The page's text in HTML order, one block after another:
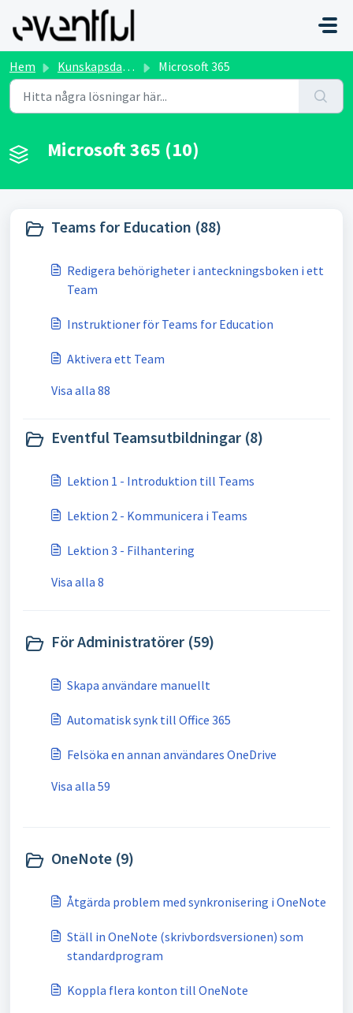
Hoppa över till huvudinnehåll
Hem Kunskapsdatabas Microsoft 365
Microsoft 365 (10)
Teams for Education (88)
Redigera behörigheter i anteckningsboken i ett
Team
Instruktioner för Teams for Education
Aktivera ett Team
Visa alla 88
Eventful Teamsutbildningar (8)
Lektion 1 - Introduktion till Teams
Lektion 2 - Kommunicera i Teams
Lektion 3 - Filhantering
Visa alla 8
För Administratörer (59)
Skapa användare manuellt
Automatisk synk till Office 365
Felsöka en annan användares OneDrive
Visa alla 59
OneNote (9)
Åtgärda problem med synkronisering i OneNote
Ställ in OneNote (skrivbordsversionen) som
standardprogram
Koppla flera konton till OneNote